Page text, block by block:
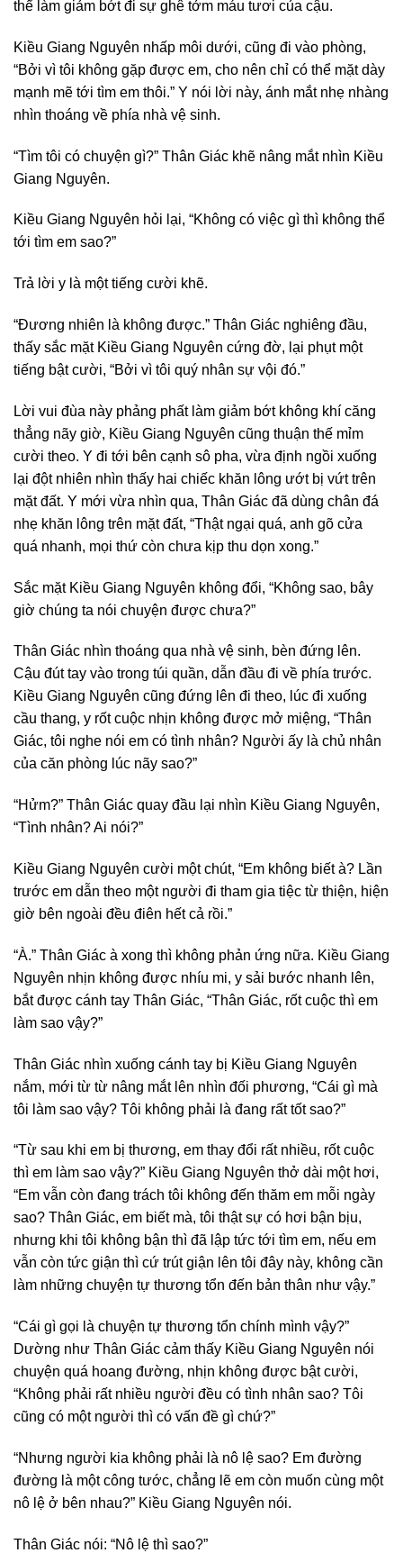
thể làm giảm bớt đi sự ghê tởm máu tươi của cậu.
Kiều Giang Nguyên nhấp môi dưới, cũng đi vào phòng,
“Bởi vì tôi không gặp được em, cho nên chỉ có thể mặt dày
mạnh mẽ tới tìm em thôi.” Y nói lời này, ánh mắt nhẹ nhàng
nhìn thoáng về phía nhà vệ sinh.
“Tìm tôi có chuyện gì?” Thân Giác khẽ nâng mắt nhìn Kiều
Giang Nguyên.
Kiều Giang Nguyên hỏi lại, “Không có việc gì thì không thể
tới tìm em sao?”
Trả lời y là một tiếng cười khẽ.
“Đương nhiên là không được.” Thân Giác nghiêng đầu,
thấy sắc mặt Kiều Giang Nguyên cứng đờ, lại phụt một
tiếng bật cười, “Bởi vì tôi quý nhân sự vội đó.”
Lời vui đùa này phảng phất làm giảm bớt không khí căng
thẳng nãy giờ, Kiều Giang Nguyên cũng thuận thế mỉm
cười theo. Y đi tới bên cạnh sô pha, vừa định ngồi xuống
lại đột nhiên nhìn thấy hai chiếc khăn lông ướt bị vứt trên
mặt đất. Y mới vừa nhìn qua, Thân Giác đã dùng chân đá
nhẹ khăn lông trên mặt đất, “Thật ngại quá, anh gõ cửa
quá nhanh, mọi thứ còn chưa kịp thu dọn xong.”
Sắc mặt Kiều Giang Nguyên không đổi, “Không sao, bây
giờ chúng ta nói chuyện được chưa?”
Thân Giác nhìn thoáng qua nhà vệ sinh, bèn đứng lên.
Cậu đút tay vào trong túi quần, dẫn đầu đi về phía trước.
Kiều Giang Nguyên cũng đứng lên đi theo, lúc đi xuống
cầu thang, y rốt cuộc nhịn không được mở miệng, “Thân
Giác, tôi nghe nói em có tình nhân? Người ấy là chủ nhân
của căn phòng lúc nãy sao?”
“Hửm?” Thân Giác quay đầu lại nhìn Kiều Giang Nguyên,
“Tình nhân? Ai nói?”
Kiều Giang Nguyên cười một chút, “Em không biết à? Lần
trước em dẫn theo một người đi tham gia tiệc từ thiện, hiện
giờ bên ngoài đều điên hết cả rồi.”
“À.” Thân Giác à xong thì không phản ứng nữa. Kiều Giang
Nguyên nhịn không được nhíu mi, y sải bước nhanh lên,
bắt được cánh tay Thân Giác, “Thân Giác, rốt cuộc thì em
làm sao vậy?”
Thân Giác nhìn xuống cánh tay bị Kiều Giang Nguyên
nắm, mới từ từ nâng mắt lên nhìn đối phương, “Cái gì mà
tôi làm sao vậy? Tôi không phải là đang rất tốt sao?”
“Từ sau khi em bị thương, em thay đổi rất nhiều, rốt cuộc
thì em làm sao vậy?” Kiều Giang Nguyên thở dài một hơi,
“Em vẫn còn đang trách tôi không đến thăm em mỗi ngày
sao? Thân Giác, em biết mà, tôi thật sự có hơi bận bịu,
nhưng khi tôi không bận thì đã lập tức tới tìm em, nếu em
vẫn còn tức giận thì cứ trút giận lên tôi đây này, không cần
làm những chuyện tự thương tổn đến bản thân như vậy.”
“Cái gì gọi là chuyện tự thương tổn chính mình vậy?”
Dường như Thân Giác cảm thấy Kiều Giang Nguyên nói
chuyện quá hoang đường, nhịn không được bật cười,
“Không phải rất nhiều người đều có tình nhân sao? Tôi
cũng có một người thì có vấn đề gì chứ?”
“Nhưng người kia không phải là nô lệ sao? Em đường
đường là một công tước, chẳng lẽ em còn muốn cùng một
nô lệ ở bên nhau?” Kiều Giang Nguyên nói.
Thân Giác nói: “Nô lệ thì sao?”